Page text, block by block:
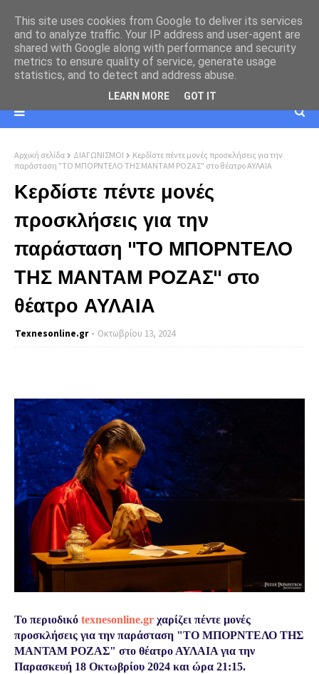
Αρχική σελίδα ΔΙΑΓΩΝΙΣΜΟΙ
Κερδίστε πέντε μονές προσκλήσεις για την
παράσταση "ΤΟ ΜΠΟΡΝΤΕΛΟ ΤΗΣ ΜΑΝΤΑΜ ΡΟΖΑΣ" στο θέατρο ΑΥΛΑΙΑ
Κερδίστε πέντε μονές
προσκλήσεις για την
παράσταση "ΤΟ ΜΠΟΡΝΤΕΛΟ
ΤΗΣ ΜΑΝΤΑΜ ΡΟΖΑΣ" στο
θέατρο ΑΥΛΑΙΑ
Texnesοnline.gr Οκτωβρίου 13, 2024
Το περιοδικό texnesonline.gr χαρίζει πέντε μονές
προσκλήσεις για την παράσταση "ΤΟ ΜΠΟΡΝΤΕΛΟ ΤΗΣ
ΜΑΝΤΑΜ ΡΟΖΑΣ" στο θέατρο ΑΥΛΑΙΑ για την
Παρασκευή 18 Οκτωβρίου 2024 και ώρα 21:15.
This site uses cookies from Google to deliver its services
and to analyze traffic. Your IP address and user-agent are
shared with Google along with performance and security
metrics to ensure quality of service, generate usage
statistics, and to detect and address abuse.
LEARN MORE GOT IT